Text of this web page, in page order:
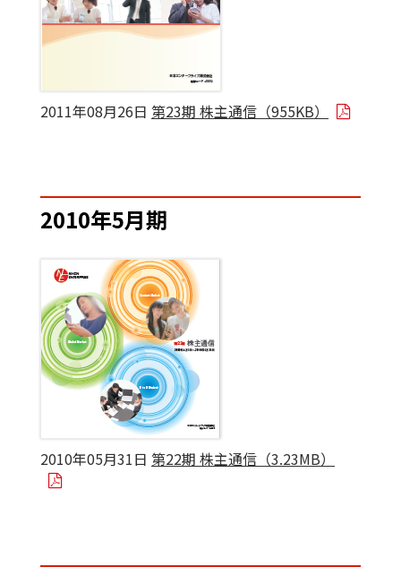
2011年08月26日 第23期 株主通信（955KB）
2010年5月期
2010年05月31日 第22期 株主通信（3.23MB）